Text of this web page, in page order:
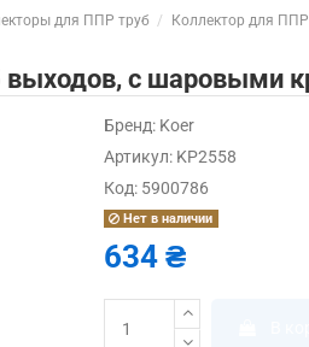
для ППР труб Коллектор для
выходов, с шаровыми
Бренд: Koer
Артикул: KP2558
Код: 5900786
Нет в наличии
634 ₴